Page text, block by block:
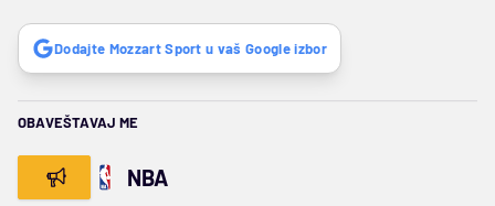
Dodajte Mozzart Sport u vaš Google izbor
OBAVEŠTAVAJ ME
NBA